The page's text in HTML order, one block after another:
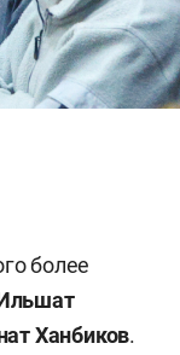
более
Ханбиков.